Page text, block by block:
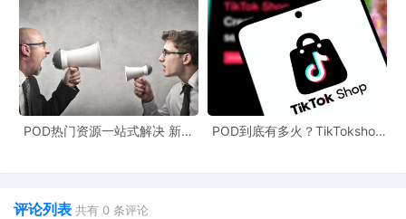
企业可能按发货时点确认收入。这个时间差可能跨
月，导致数据归属不同纳税期。
收入口径差异同样值得关注。
企业可能按离岸价
（FOB）确认收入，而平台报送的是到岸价
（CIF）或订单总金额；企业可能扣除了平台佣
POD热门资源一站式解决 新手
POD到底有多火？TikTokshop
评论列表 共有 0 条评论